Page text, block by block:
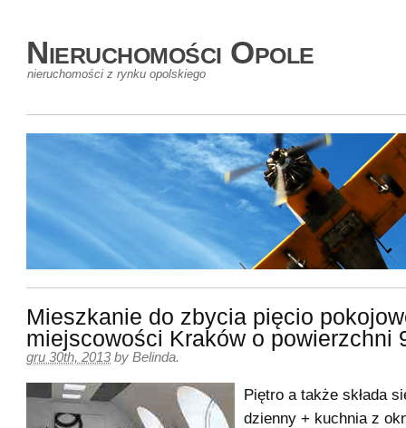
Nieruchomości Opole
nieruchomości z rynku opolskiego
Mieszkanie do zbycia pięcio
miejscowości Kraków o powierzchni
gru 30th, 2013 by Belinda.
Piętro a także składa
dzienny + kuchnia z